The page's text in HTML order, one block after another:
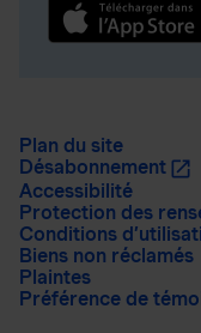
Plan du site
Désabonnement
Accessibilité
Protection des
Conditions
Biens non réclamés
Plaintes
Préférence de